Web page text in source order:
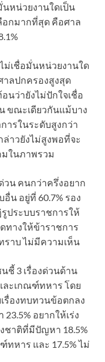
นหน่วยงานใดเป็น
อกมากที่สุด คือศาล
เชื่อมั่นหน่วยงานใด
าลปกครองสูงสุด
นว่ายังไม่ปักใจเชื่อ
ขณะเดียวกันแม้บาง
ารในระดับสูงกว่า
าวยังไม่สูงพอที่จะ
ในภาพรวม
วน คนกว่าครึ่งอยาก
น อยู่ที่ 60.7% รอง
รูประบบราชการให้
ทางให้ข้าราชการ
ราบ ไม่มีความเห็น
ชี้ 3 เรื่องด่วนด้าน
ะเกณฑ์ทหาร โดย
เรื่องทบทวนข้อตกลง
อยากให้เร่ง
ชาติที่มีปัญหา 18.5%
ทหาร และ 17.5% ไม่